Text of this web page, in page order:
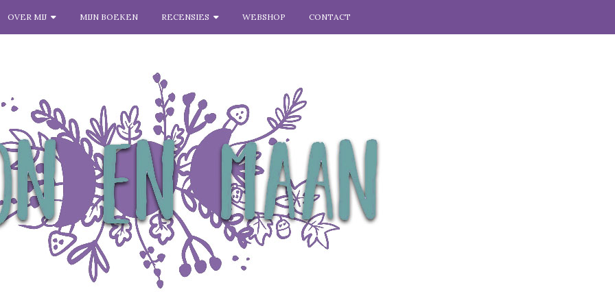
OVER MIJ MIJN BOEKEN RECENSIES WEBSHOP CONTACT